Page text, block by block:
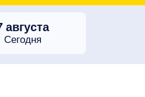
августа
Сегодня